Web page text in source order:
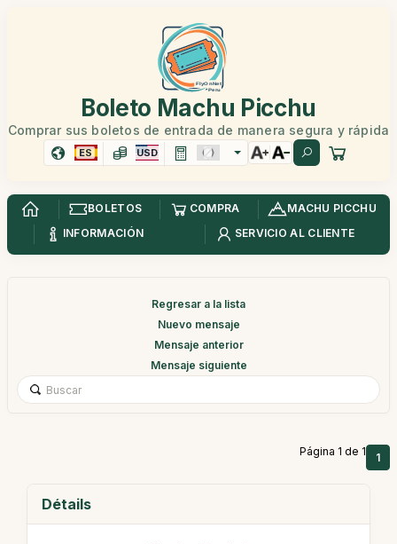
Boleto Machu Picchu
Comprar sus boletos de entrada de manera segura y rápida
ES USD
BOLETOS COMPRA
MACHU PICCHU
INFORMACIÓN
SERVICIO AL CLIENTE
Regresar a la lista
Nuevo mensaje
Mensaje anterior
Mensaje siguiente
Página 1 de 1 1
Détails